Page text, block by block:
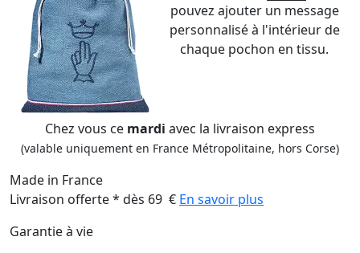
pouvez ajouter un message
personnalisé à l'intérieur de
chaque pochon en tissu.
Chez vous ce mardi avec la livraison express
(valable uniquement en France Métropolitaine, hors Corse)
Made in France
Livraison offerte * dès 69 € En savoir plus
Garantie à vie